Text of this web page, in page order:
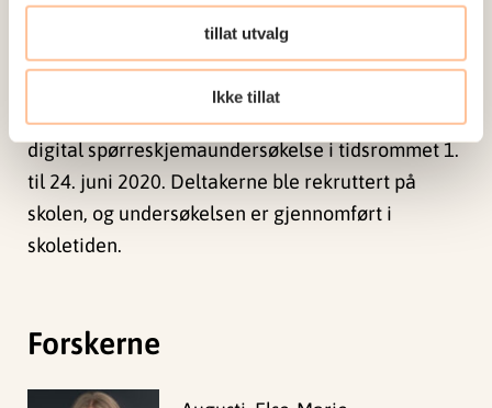
tillat utvalg
Ikke tillat
usikkerhet om fremtiden kan påvirke ungdom.
Studien er finansiert av Barne- ungdoms- og
familiedirektoratet. Den er gjennomført som en
digital spørreskjemaundersøkelse i tidsrommet 1.
til 24. juni 2020. Deltakerne ble rekruttert på
skolen, og undersøkelsen er gjennomført i
skoletiden.
Forskerne